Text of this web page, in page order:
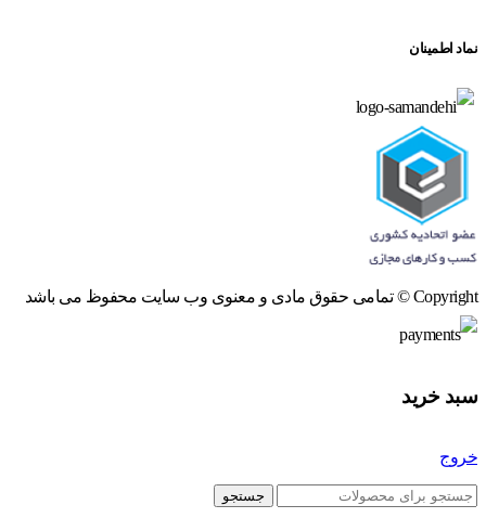
نماد اطمینان
Copyright © تمامی حقوق مادی و معنوی وب سایت محفوظ می باشد
سبد خرید
خروج
جستجو